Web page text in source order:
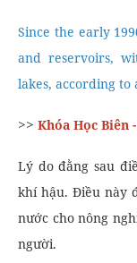
Since the early
and reservoirs,
lakes, according to
>> Khóa Học Biên
Lý do đằng sau
khí hậu. Điều này
nước cho nông
người.